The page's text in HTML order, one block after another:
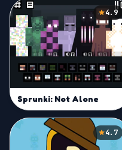
4.9
Sprunki: Not Alone
4.7